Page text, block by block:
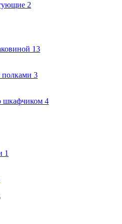
2
13
полками 3
шкафчиком 4
1